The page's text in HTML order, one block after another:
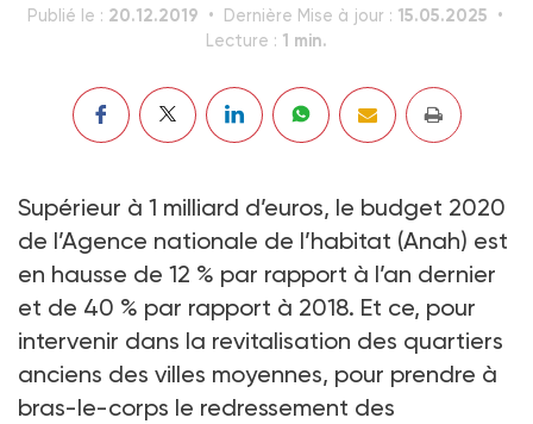
Publié le : 20.12.2019 Dernière Mise à jour : 15.05.2025
Lecture : 1 min.
Supérieur à 1 milliard d’euros, le budget 2020
de l’Agence nationale de l’habitat (Anah) est
en hausse de 12 % par rapport à l’an dernier
et de 40 % par rapport à 2018. Et ce, pour
intervenir dans la revitalisation des quartiers
anciens des villes moyennes, pour prendre à
bras-le-corps le redressement des